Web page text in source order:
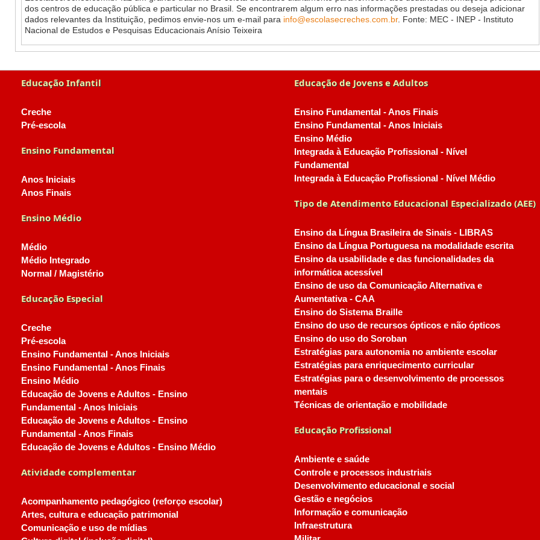
dos centros de educação pública e particular no Brasil. Se encontrarem algum erro nas informações prestadas ou deseja adicionar
dados relevantes da Instituição, pedimos envie-nos um e-mail para info@escolasecreches.com.br. Fonte: MEC - INEP - Instituto
Nacional de Estudos e Pesquisas Educacionais Anísio Teixeira
Educação Infantil
Creche
Pré-escola
Ensino Fundamental
Anos Iniciais
Anos Finais
Ensino Médio
Médio
Médio Integrado
Normal / Magistério
Educação Especial
Creche
Pré-escola
Ensino Fundamental - Anos Iniciais
Ensino Fundamental - Anos Finais
Ensino Médio
Educação de Jovens e Adultos - Ensino
Fundamental - Anos Iniciais
Educação de Jovens e Adultos - Ensino
Fundamental - Anos Finais
Educação de Jovens e Adultos - Ensino Médio
Atividade complementar
Acompanhamento pedagógico (reforço escolar)
Artes, cultura e educação patrimonial
Comunicação e uso de mídias
Educação de Jovens e Adultos
Ensino Fundamental - Anos Finais
Ensino Fundamental - Anos Iniciais
Ensino Médio
Integrada à Educação Profissional - Nível
Fundamental
Integrada à Educação Profissional - Nível Médio
Tipo de Atendimento Educacional Especializado (AEE)
Ensino da Língua Brasileira de Sinais - LIBRAS
Ensino da Língua Portuguesa na modalidade escrita
Ensino da usabilidade e das funcionalidades da
informática acessível
Ensino de uso da Comunicação Alternativa e
Aumentativa - CAA
Ensino do Sistema Braille
Ensino do uso de recursos ópticos e não ópticos
Ensino do uso do Soroban
Estratégias para autonomia no ambiente escolar
Estratégias para enriquecimento curricular
Estratégias para o desenvolvimento de processos
mentais
Técnicas de orientação e mobilidade
Educação Profissional
Ambiente e saúde
Controle e processos industriais
Desenvolvimento educacional e social
Gestão e negócios
Informação e comunicação
Infraestrutura